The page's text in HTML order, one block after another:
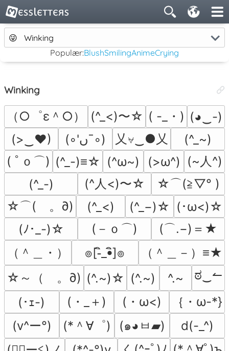
😜
Winking
Populær:BlushSmilingAnimeCrying
Winking
（○゜ε＾○） (^_<)〜☆ ( -_・) (◕‿-)
(>‿♥)
(◦'ںˉ◦) 乂⍱‿●乂
(^_~)
( ﾟｏ⌒) (^_-)≡☆ (^ω~) (>ω^) (~人^)
(^_-)
(^人<)〜☆
☆⌒(≧▽​° )
☆⌒(ゝ。∂)
(^_<) (^_−)☆ (･ω<)☆
(ﾉ･_-)☆
(－ｏ⌒)
(⌒.−)＝★
（＾＿・）
๏[-ิ_•ิ]๏
（＾＿－）≡★
☆～（ゝ。∂) (^.~)☆ (^.~) ^.~
ಠ‿↼
(･ｪ-)
(・_＋) (・ω<)
｛・ω-*}
(v^ー°)
(*＾∀゜) (๑◕ㅂ▰)
d(-_^)